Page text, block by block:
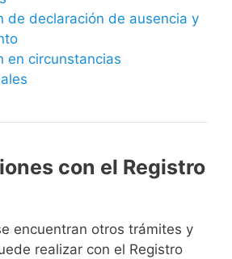
de declaración de ausencia y
en circunstancias
con el Registro
encuentran otros trámites y
realizar con el Registro